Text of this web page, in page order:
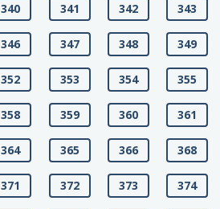
340 341 342 343
346 347 348 349
352 353 354 355
358 359 360 361
364 365 366 368
371 372 373 374